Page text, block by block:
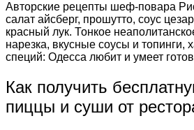
Авторские рецепты шеф-повара
салат айсберг, прошутто, соус
красный лук. Тонкое
нарезка, вкусные соусы и топинги,
специй: Одесса любит и умеет
Как получить
пиццы и суши от